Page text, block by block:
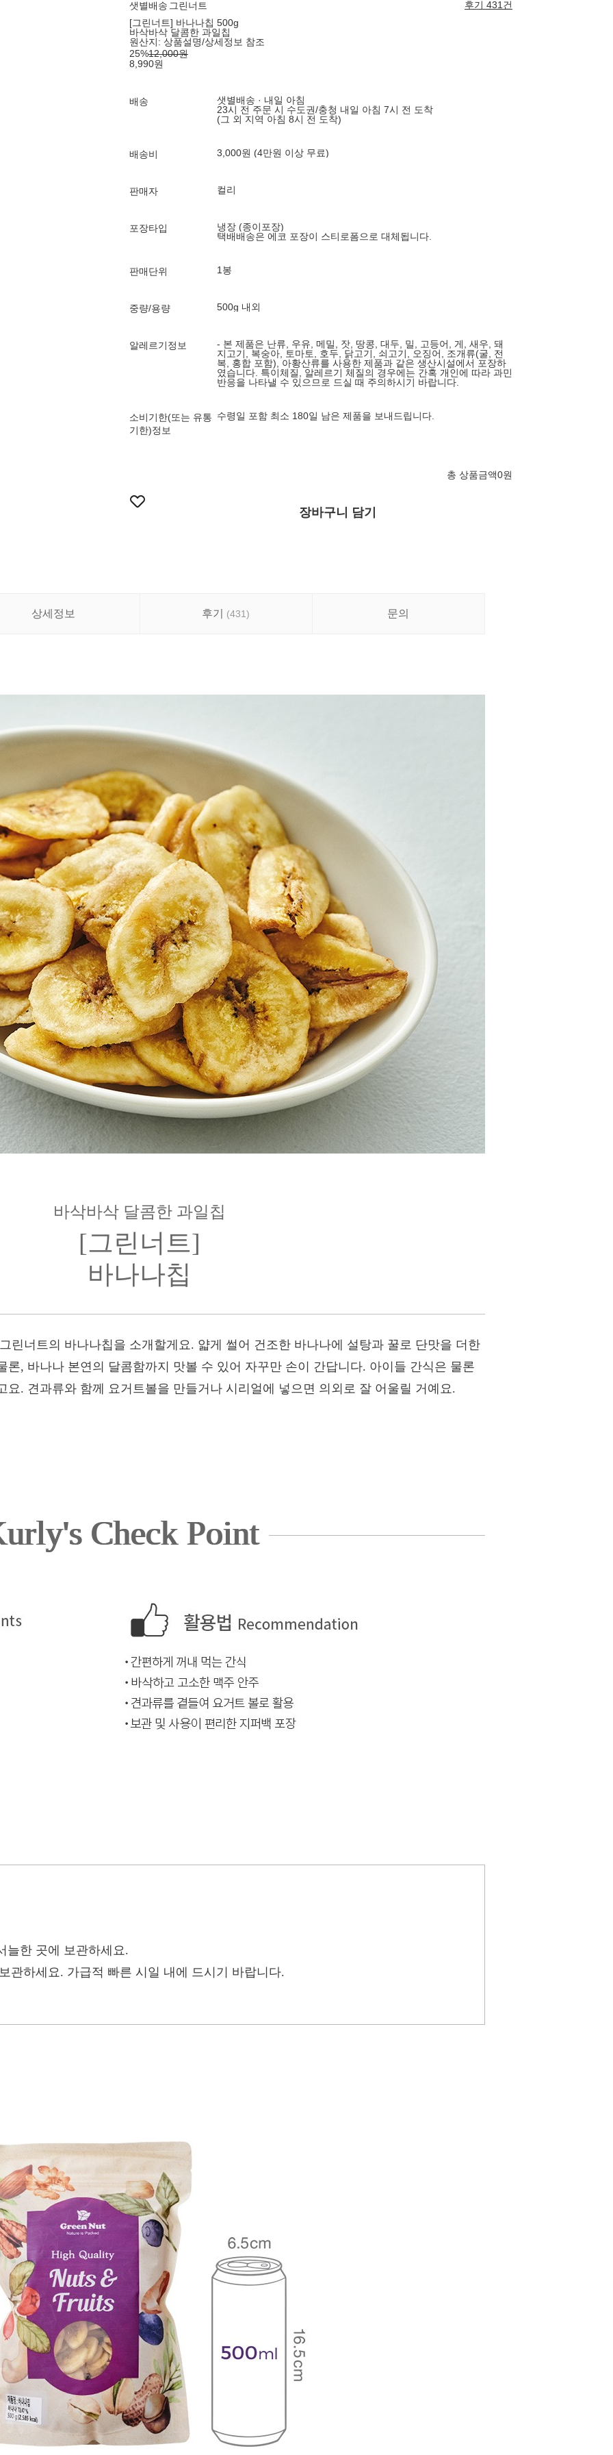
샛별배송 그린너트
후기 431건
[그린너트] 바나나칩 500g
바삭바삭 달콤한 과일칩
원산지: 상품설명/상세정보 참조
25%12,000원
8,990원
배송
샛별배송 · 내일 아침
23시 전 주문 시 수도권/충청 내일 아침 7시 전 도착
(그 외 지역 아침 8시 전 도착)
배송비 3,000원 (4만원 이상 무료)
판매자 컬리
포장타입
냉장 (종이포장)
택배배송은 에코 포장이 스티로폼으로 대체됩니다.
판매단위 1봉
중량/용량 500g 내외
알레르기정보
- 본 제품은 난류, 우유, 메밀, 잣, 땅콩, 대두, 밀, 고등어, 게, 새우, 돼
지고기, 복숭아, 토마토, 호두, 닭고기, 쇠고기, 오징어, 조개류(굴, 전
복, 홍합 포함), 아황산류를 사용한 제품과 같은 생산시설에서 포장하
였습니다. 특이체질, 알레르기 체질의 경우에는 간혹 개인에 따라 과민
반응을 나타낼 수 있으므로 드실 때 주의하시기 바랍니다.
소비기한(또는 유통
기한)정보
수령일 포함 최소 180일 남은 제품을 보내드립니다.
총 상품금액0원
장바구니 담기
상세정보 후기 (431) 문의
바삭바삭 달콤한 과일칩
[그린너트]
바나나칩
린너트의 바나나칩을 소개할게요. 얇게 썰어 건조한 바나나에 설탕과 꿀로 단맛을 더한
론, 바나나 본연의 달콤함까지 맛볼 수 있어 자꾸만 손이 간답니다. 아이들 간식은 물론
요. 견과류와 함께 요거트볼을 만들거나 시리얼에 넣으면 의외로 잘 어울릴 거예요.
Check Point
늘한 곳에 보관하세요.
관하세요. 가급적 빠른 시일 내에 드시기 바랍니다.